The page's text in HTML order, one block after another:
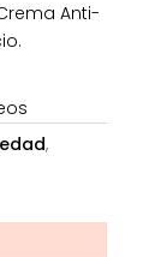
Anti-
,